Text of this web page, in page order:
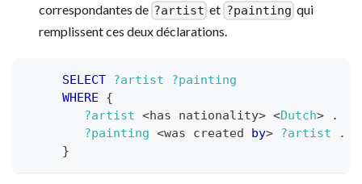
correspondantes de ?artist et ?painting qui
remplissent ces deux déclarations.
SELECT ?artist
?painting
WHERE
{
?artist <has nationality> <Dutch>
.
?painting <was created by> ?artist
.
}